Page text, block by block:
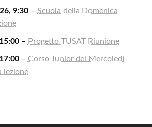
9:30– Scuola della Domenica
– Progetto TUSAT Riunione
– Corso Junior del Mercoledì
lezione